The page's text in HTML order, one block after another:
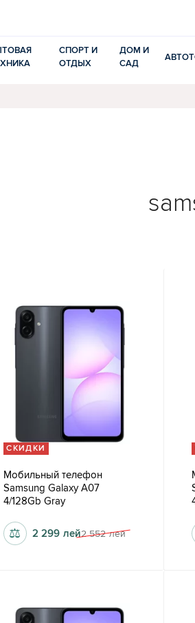
СПОРТ И
ОТДЫХ
ДОМ И
САД
СКИДКИ
Мобильный телефон
Samsung Galaxy A07
4/128Gb Gray
2 552 лей
2 299 лей
⚖